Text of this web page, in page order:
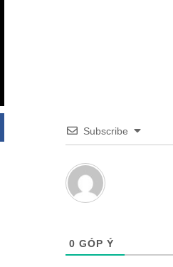
Subscribe
0 GÓP Ý